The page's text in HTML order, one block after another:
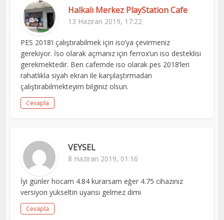
Halkalı Merkez PlayStation Cafe
13 Haziran 2019, 17:22
PES 2018’i çalıştırabilmek için iso’ya çevirmeniz
gerekiyor. İso olarak açmanız için ferrox’un iso desteklisi
gerekmektedir. Ben cafemde iso olarak pes 2018’leri
rahatlıkla siyah ekran ile karşılaştırmadan
çalıştırabilmekteyim bilginiz olsun.
Cevapla
VEYSEL
8 Haziran 2019, 01:16
İyi günler hocam 4.84 kurarsam eğer 4.75 cihazınız
versiyon yükseltin uyarısı gelmez dimi
Cevapla